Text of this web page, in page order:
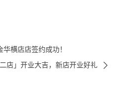
横店店签约成功！

店」开业大吉，新店开业好礼